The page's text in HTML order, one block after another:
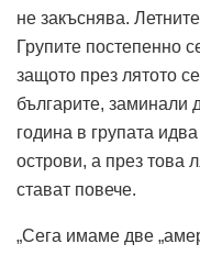
не закъснява.
Групите постепенно
защото през лятото
българите, заминали
година в групата
острови, а през това
стават повече.
„Сега имаме две